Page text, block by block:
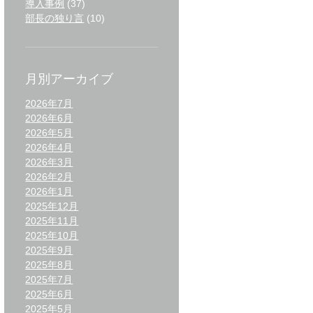
導入事例 (37)
部長の独り言 (10)
月別アーカイブ
2026年7月
2026年6月
2026年5月
2026年4月
2026年3月
2026年2月
2026年1月
2025年12月
2025年11月
2025年10月
2025年9月
2025年8月
2025年7月
2025年6月
2025年5月